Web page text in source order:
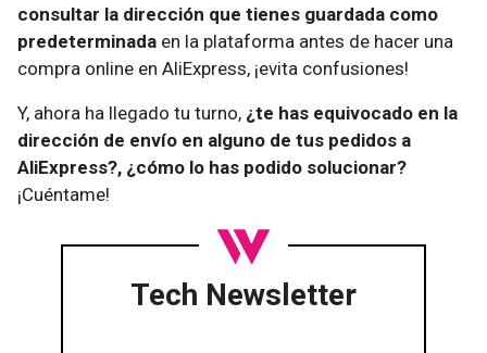
consultar la dirección que tienes guardada como
predeterminada en la plataforma antes de hacer una
compra online en AliExpress, ¡evita confusiones!
Y, ahora ha llegado tu turno, ¿te has equivocado en la
dirección de envío en alguno de tus pedidos a
AliExpress?, ¿cómo lo has podido solucionar?
¡Cuéntame!
Tech Newsletter